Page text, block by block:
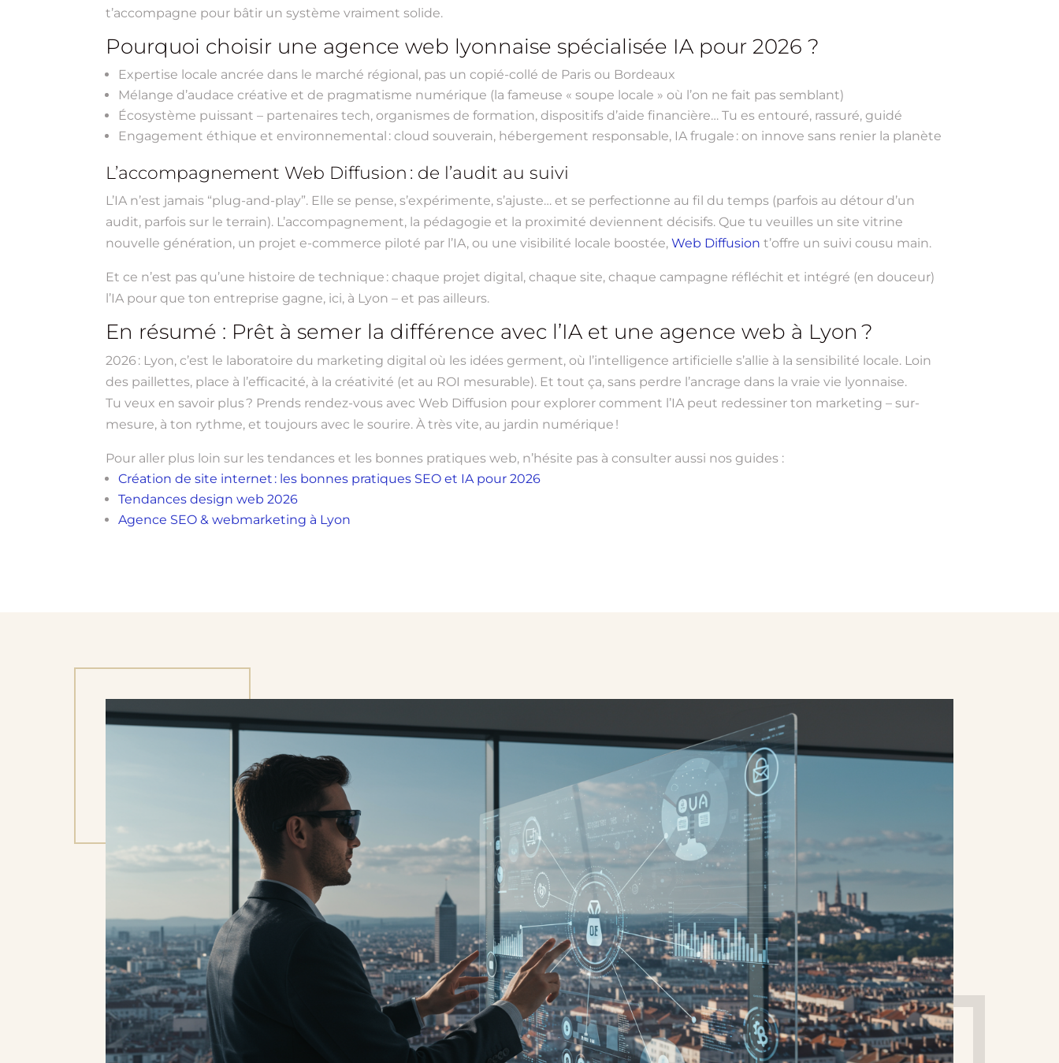
t’accompagne pour bâtir un système vraiment solide.
Pourquoi choisir une agence web lyonnaise spécialisée IA pour 2026 ?
Expertise locale ancrée dans le marché régional, pas un copié-collé de Paris ou Bordeaux
Mélange d’audace créative et de pragmatisme numérique (la fameuse « soupe locale » où l’on ne fait pas semblant)
Écosystème puissant – partenaires tech, organismes de formation, dispositifs d’aide financière… Tu es entouré, rassuré, guidé
Engagement éthique et environnemental : cloud souverain, hébergement responsable, IA frugale : on innove sans renier la planète
L’accompagnement Web Diffusion : de l’audit au suivi
L’IA n’est jamais “plug-and-play”. Elle se pense, s’expérimente, s’ajuste… et se perfectionne au fil du temps (parfois au détour d’un
audit, parfois sur le terrain). L’accompagnement, la pédagogie et la proximité deviennent décisifs. Que tu veuilles un site vitrine
nouvelle génération, un projet e-commerce piloté par l’IA, ou une visibilité locale boostée,Web Diffusion t’offre un suivi cousu main.
Et ce n’est pas qu’une histoire de technique : chaque projet digital, chaque site, chaque campagne réfléchit et intégré (en douceur)
l’IA pour que ton entreprise gagne, ici, à Lyon – et pas ailleurs.
En résumé : Prêt à semer la différence avec l’IA et une agence web à Lyon ?
2026 : Lyon, c’est le laboratoire du marketing digital où les idées germent, où l’intelligence artificielle s’allie à la sensibilité locale. Loin
des paillettes, place à l’efficacité, à la créativité (et au ROI mesurable). Et tout ça, sans perdre l’ancrage dans la vraie vie lyonnaise.
Tu veux en savoir plus ? Prends rendez-vous avec Web Diffusion pour explorer comment l’IA peut redessiner ton marketing – sur-
mesure, à ton rythme, et toujours avec le sourire. À très vite, au jardin numérique !
Pour aller plus loin sur les tendances et les bonnes pratiques web, n’hésite pas à consulter aussi nos guides :
Création de site internet : les bonnes pratiques SEO et IA pour 2026
Tendances design web 2026
Agence SEO & webmarketing à Lyon